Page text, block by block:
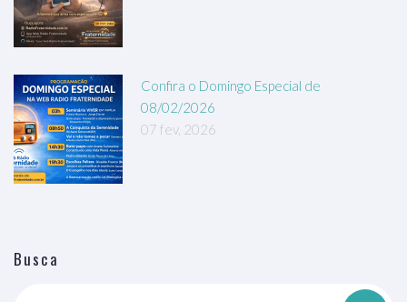
Confira o Domingo Especial de
08/02/2026
07 fev, 2026
Busca